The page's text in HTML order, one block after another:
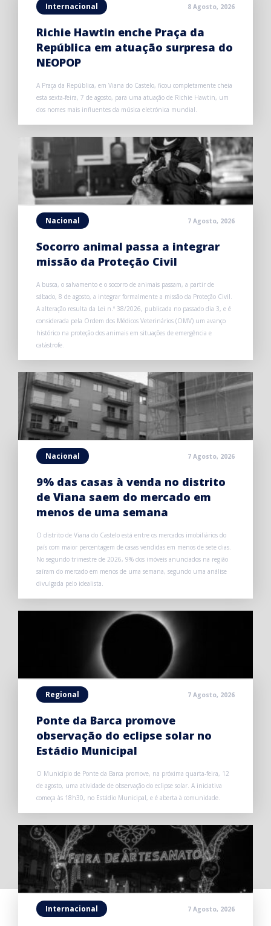
Internacional 8 Agosto, 2026
Richie Hawtin enche Praça da
República em atuação surpresa do
NEOPOP
A Praça da República, em Viana do Castelo, ficou completamente cheia
esta sexta-feira, 7 de agosto, para uma atuação de Richie Hawtin, um
dos nomes mais influentes da música eletrónica mundial.
Nacional 7 Agosto, 2026
Socorro animal passa a integrar
missão da Proteção Civil
A busca, o salvamento e o socorro de animais passam, a partir de
sábado, 8 de agosto, a integrar formalmente a missão da Proteção Civil.
A alteração resulta da Lei n.º 38/2026, publicada no passado dia 3, e é
considerada pela Ordem dos Médicos Veterinários (OMV) um avanço
histórico na proteção dos animais em situações de emergência e
catástrofe.
Nacional 7 Agosto, 2026
9% das casas à venda no distrito
de Viana saem do mercado em
menos de uma semana
O distrito de Viana do Castelo está entre os mercados imobiliários do
país com maior percentagem de casas vendidas em menos de sete dias.
No segundo trimestre de 2026, 9% dos imóveis anunciados na região
saíram do mercado em menos de uma semana, segundo uma análise
divulgada pelo idealista.
Regional 7 Agosto, 2026
Ponte da Barca promove
observação do eclipse solar no
Estádio Municipal
O Município de Ponte da Barca promove, na próxima quarta-feira, 12
de agosto, uma atividade de observação do eclipse solar. A iniciativa
começa às 18h30, no Estádio Municipal, e é aberta à comunidade.
Internacional 7 Agosto, 2026